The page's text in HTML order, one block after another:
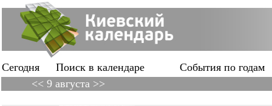
Сегодня Поиск в календаре
События по годам
<< 9 августа >>